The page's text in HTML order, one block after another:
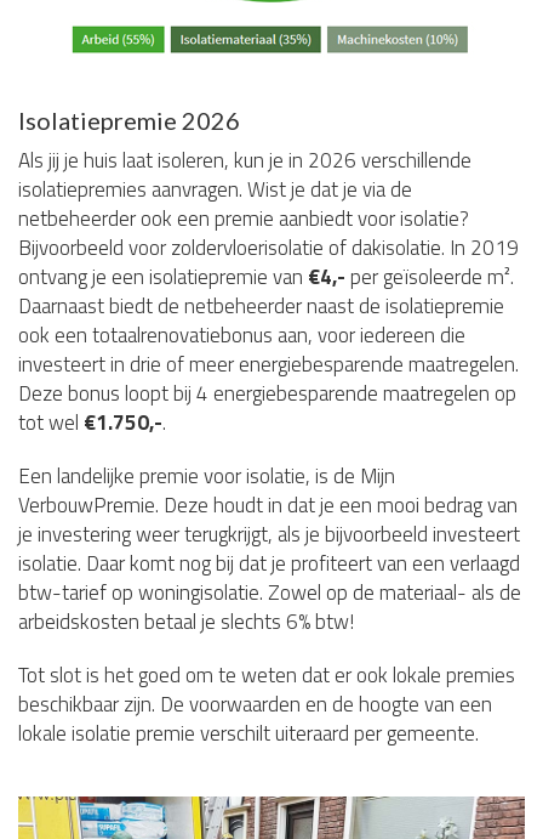
Isolatiepremie 2026
Als jij je huis laat isoleren, kun je in 2026 verschillende
isolatiepremies aanvragen. Wist je dat je via de
netbeheerder ook een premie aanbiedt voor isolatie?
Bijvoorbeeld voor zoldervloerisolatie of dakisolatie. In 2019
ontvang je een isolatiepremie van €4,- per geïsoleerde m².
Daarnaast biedt de netbeheerder naast de isolatiepremie
ook een totaalrenovatiebonus aan, voor iedereen die
investeert in drie of meer energiebesparende maatregelen.
Deze bonus loopt bij 4 energiebesparende maatregelen op
tot wel €1.750,-.
Een landelijke premie voor isolatie, is de Mijn
VerbouwPremie. Deze houdt in dat je een mooi bedrag van
je investering weer terugkrijgt, als je bijvoorbeeld investeert
isolatie. Daar komt nog bij dat je profiteert van een verlaagd
btw-tarief op woningisolatie. Zowel op de materiaal- als de
arbeidskosten betaal je slechts 6% btw!
Tot slot is het goed om te weten dat er ook lokale premies
beschikbaar zijn. De voorwaarden en de hoogte van een
lokale isolatie premie verschilt uiteraard per gemeente.